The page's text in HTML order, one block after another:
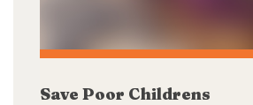
Save Poor Childrens